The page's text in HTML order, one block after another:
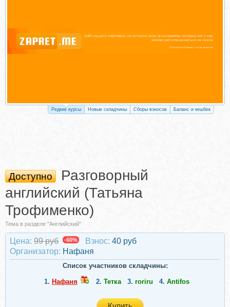
Редкие курсы Новые складчины Сборы взносов Баланс и кешбек
Доступно
Разговорный
английский (Татьяна
Трофименко)
Тема в разделе "Английский"
Цена: 99 руб -60% Взнос: 40 руб
Организатор: Нафаня
Список участников складчины:
1. Нафаня 2. Тетка 3. roriru 4. Antifos